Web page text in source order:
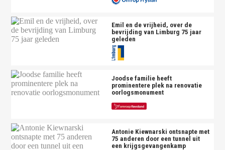
Emil en de vrijheid, over de
bevrijding van Limburg 75 jaar
geleden
Joodse familie heeft
prominentere plek na renovatie
oorlogsmonument
Antonie Kiewnarski ontsnapte met
75 anderen door een tunnel uit
een krijgsgevangenkamp